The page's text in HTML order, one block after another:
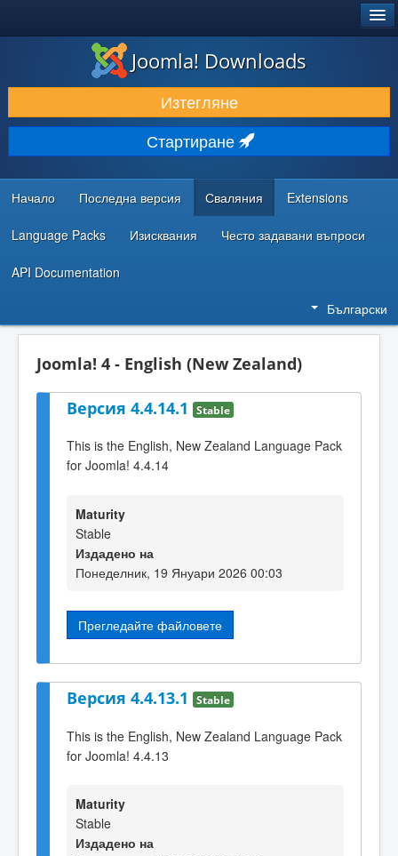
ИЗТЕГЛЯНЕ & РАЗШИРЯВАНЕ
ОТКРИВАЙТЕ & УЧЕТЕ
ОБЩНОСТ & ПОДДРЪЖКА
РЕСУРСИ ЗА РАЗРАБОТКА
Joomla! Downloads
Изтегляне
Стартиране
Начало Последна версия Сваляния Extensions
Language Packs Изисквания Често задавани въпроси
API Documentation
Български
Joomla! 4 - English (New Zealand)
Версия 4.4.14.1 Stable
This is the English, New Zealand Language Pack
for Joomla! 4.4.14
Maturity
Stable
Издадено на
Понеделник, 19 Януари 2026 00:03
Прегледайте файловете
Версия 4.4.13.1 Stable
This is the English, New Zealand Language Pack
for Joomla! 4.4.13
Maturity
Stable
Издадено на